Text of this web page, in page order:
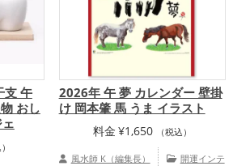
支 午
おし
2026年 午 夢 カレンダー 壁掛
け 岡本肇 馬 うま イラスト
料金 ¥1,650 （税込）
風水師 K（編集長）
開運インテ